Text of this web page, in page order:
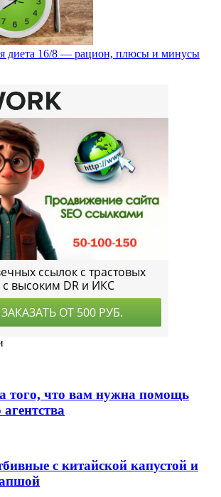
диета 16/8 — рацион, плюсы и минусы
того, что вам нужна помощь
с китайской капустой и